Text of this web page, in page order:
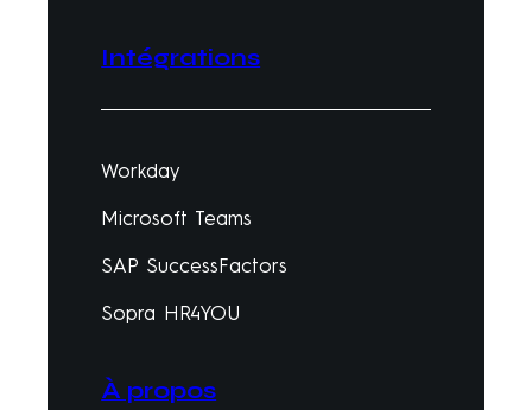
Intégrations
Workday
Microsoft Teams
SAP SuccessFactors
Sopra HR4YOU
À propos